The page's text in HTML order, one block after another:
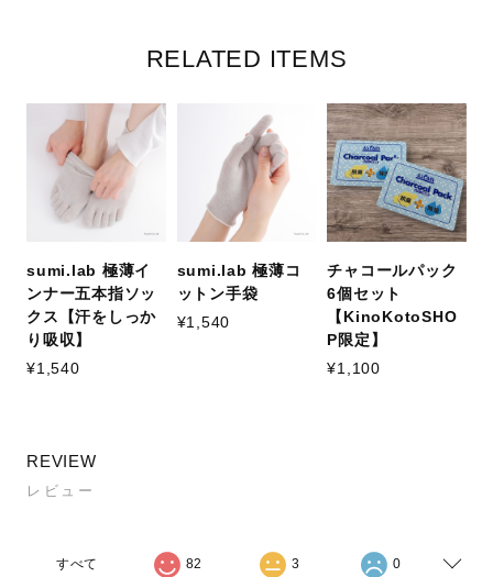
RELATED ITEMS
sumi.lab 極薄イ
ンナー五本指ソッ
クス【汗をしっか
り吸収】
¥1,540
sumi.lab 極薄コ
ットン手袋
¥1,540
チャコールパック
6個セット
【KinoKotoSHO
P限定】
¥1,100
REVIEW
レビュー
すべて 82 3 0